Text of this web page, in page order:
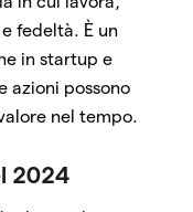
fedeltà. È un
in startup e
azioni possono
nel tempo.
2024